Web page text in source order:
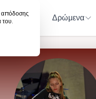
απόδοσης
του.Μέλη Δρώμενα